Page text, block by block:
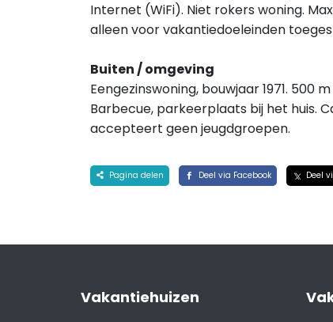
Internet (WiFi). Niet rokers woning.
alleen voor vakantiedoeleinden
Buiten / omgeving
Eengezinswoning, bouwjaar 1971. 500
Barbecue, parkeerplaats bij het huis.
accepteert geen jeugdgroepen.
Pagina delen Deel via Facebook Deel
Vakantiehuizen